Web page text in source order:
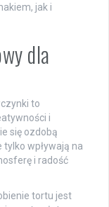
jak i
dla
to
i
się ozdobą
wpływają na
i radość
tortu jest